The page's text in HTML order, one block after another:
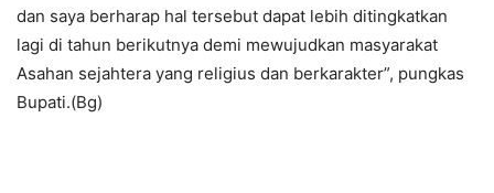
dan saya berharap hal tersebut dapat lebih ditingkatkan
lagi di tahun berikutnya demi mewujudkan masyarakat
Asahan sejahtera yang religius dan berkarakter”, pungkas
Bupati.(Bg)